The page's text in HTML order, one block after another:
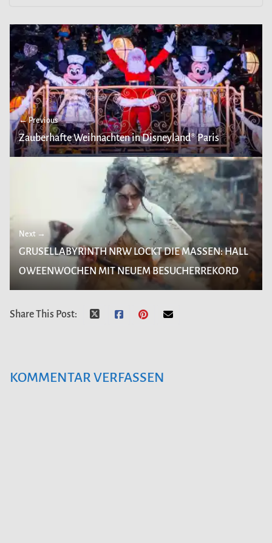
← Previous
Zauberhafte Weihnachten in Disneyland® Paris
Next →
GRUSELLABYRINTH NRW LOCKT DIE MASSEN: HALL
OWEENWOCHEN MIT NEUEM BESUCHERREKORD
Share This Post:
KOMMENTAR VERFASSEN